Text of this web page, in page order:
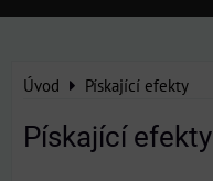
Úvod Pískající efekty
Pískající efekty